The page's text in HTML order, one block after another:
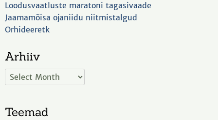
Loodusvaatluste maratoni tagasivaade
Jaamamõisa ojaniidu niitmistalgud
Orhideeretk
Arhiiv
Teemad